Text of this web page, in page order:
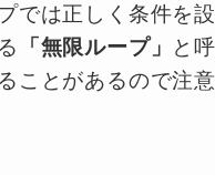
では正しく条件を
「無限ループ」
と
ことがあるので注